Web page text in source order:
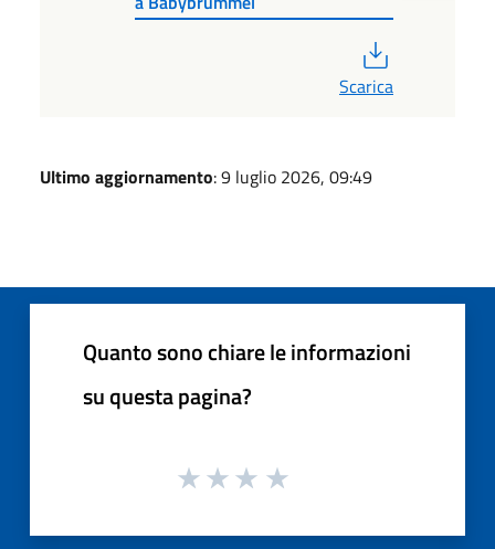
Scarica
Ultimo aggiornamento: 9 luglio 2026, 09:49
Quanto sono chiare le informazioni
su questa pagina?